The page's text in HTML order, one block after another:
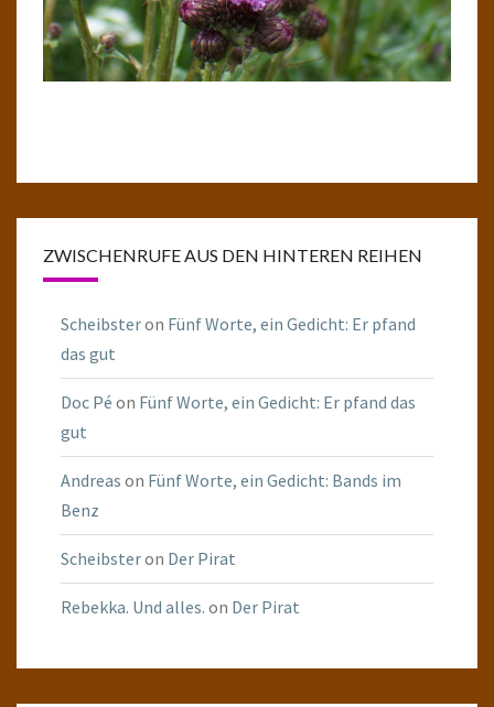
ZWISCHENRUFE AUS DEN HINTEREN REIHEN
Scheibsteron Fünf Worte, ein Gedicht: Er pfand
das gut
Doc Pé on Fünf Worte, ein Gedicht: Er pfand das
gut
Andreas on Fünf Worte, ein Gedicht: Bands im
Benz
Scheibsteron Der Pirat
Rebekka. Und alles. on Der Pirat